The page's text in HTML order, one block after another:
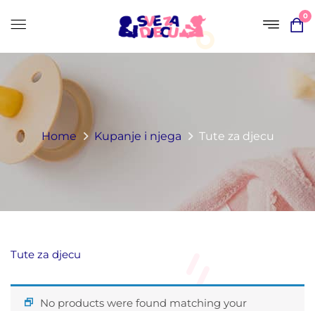
0
Home Kupanje i njega Tute za djecu
Tute za djecu
No products were found matching your